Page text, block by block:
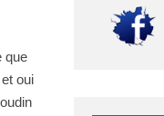
que
oui